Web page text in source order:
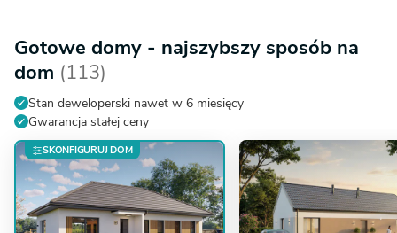
Gotowe domy - najszybszy sposób na
dom (113)
Stan deweloperski nawet w 6 miesięcy
Gwarancja stałej ceny
SKONFIGURUJ DOM